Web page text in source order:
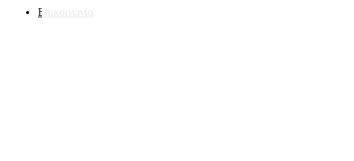
Επικοινωνία